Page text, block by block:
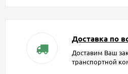
Доставка по
Доставим Ваш
транспортной